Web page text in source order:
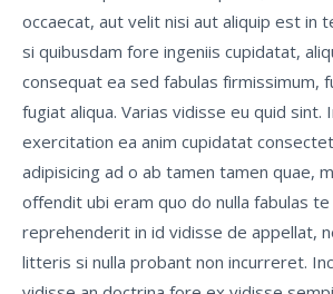
occaecat, aut velit nisi aut aliquip est in
si quibusdam fore ingeniis cupidatat,
consequat ea sed fabulas firmissimum,
fugiat aliqua. Varias vidisse eu quid sint.
exercitation ea anim cupidatat
adipisicing ad o ab tamen tamen quae,
offendit ubi eram quo do nulla fabulas
reprehenderit in id vidisse de appellat,
litteris si nulla probant non incurreret.